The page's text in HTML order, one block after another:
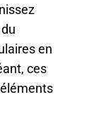
en
ces